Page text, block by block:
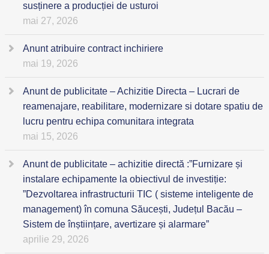
susținere a producției de usturoi
mai 27, 2026
Anunt atribuire contract inchiriere
mai 19, 2026
Anunt de publicitate – Achizitie Directa – Lucrari de
reamenajare, reabilitare, modernizare si dotare spatiu de
lucru pentru echipa comunitara integrata
mai 15, 2026
Anunt de publicitate – achizitie directă :”Furnizare și
instalare echipamente la obiectivul de investiție:
”Dezvoltarea infrastructurii TIC ( sisteme inteligente de
management) în comuna Săucești, Județul Bacău –
Sistem de înștiințare, avertizare și alarmare”
aprilie 29, 2026